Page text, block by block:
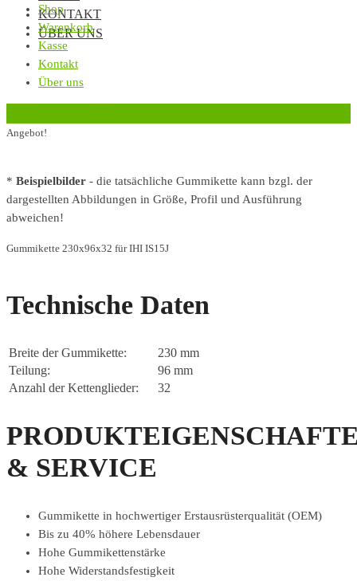
KONTAKT
ÜBER UNS
Shop
Warenkorb
Kasse
Kontakt
Über uns
Angebot!
* Beispielbilder - die tatsächliche Gummikette kann bzgl. der
dargestellten Abbildungen in Größe, Profil und Ausführung
abweichen!
Gummikette 230x96x32 für IHI IS15J
Technische Daten
Breite der Gummikette:
230 mm
Teilung:
96 mm
Anzahl der Kettenglieder:
32
& SERVICE
Gummikette in hochwertiger Erstausrüsterqualität (OEM)
Bis zu 40% höhere Lebensdauer
Hohe Gummikettenstärke
Hohe Widerstandsfestigkeit